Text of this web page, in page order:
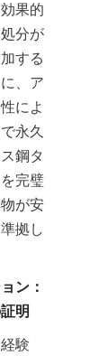
果的
分が
する
、ア
によ
永久
鋼タ
完璧
が安
拠し
ン：
明
験